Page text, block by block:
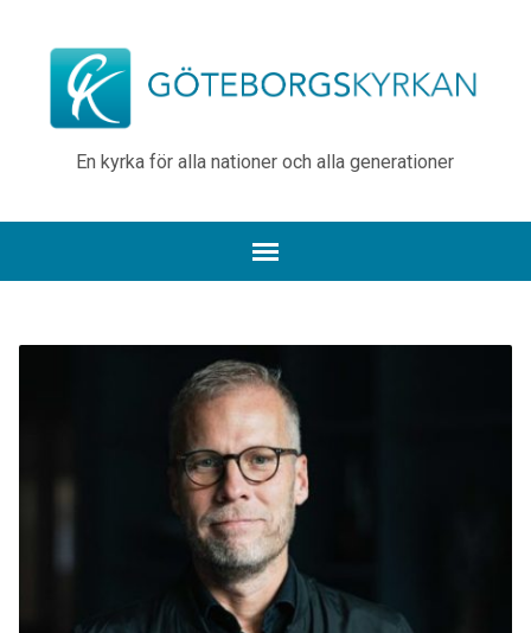
En kyrka för alla nationer och alla generationer